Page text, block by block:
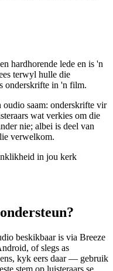
hardhorende lede en is 'n
terwyl hulle die
onderskrifte in 'n film.
oudio saam: onderskrifte vir
wat verkies om die
nie; albei is deel van
verwelkom.
in jou kerk
beskikbaar is via Breeze
of slegs as
kyk eers daar — gebruik